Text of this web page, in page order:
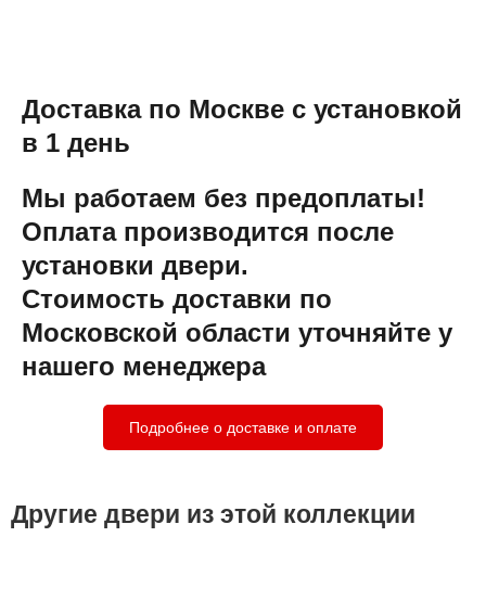
Доставка по Москве с установкой
в 1 день
Мы работаем без предоплаты!
Оплата производится после
установки двери.
Стоимость доставки по
Московской области уточняйте у
нашего менеджера
Подробнее о доставке и оплате
Другие двери из этой коллекции